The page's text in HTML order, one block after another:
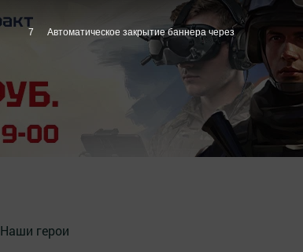
Наши герои
6 Автоматическое закрытие баннера через